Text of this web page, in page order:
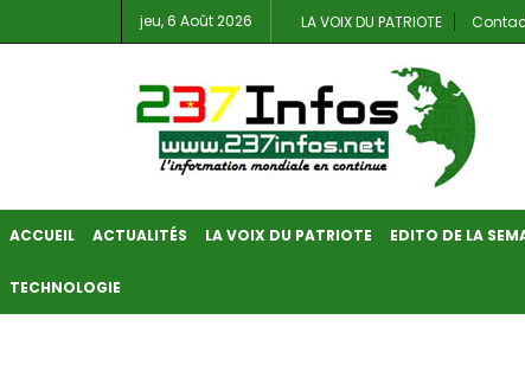
jeu, 6 Août 2026 LA VOIX DU PATRIOTE
ACCUEIL ACTUALITÉS LA VOIX DU PATRIOTE EDITO DE LA
TECHNOLOGIE